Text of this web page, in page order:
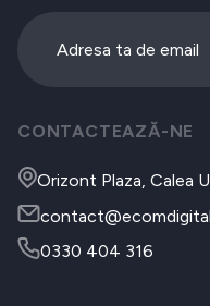
CONTACTEAZĂ-NE
Orizont Plaza, Calea
0330 404 316